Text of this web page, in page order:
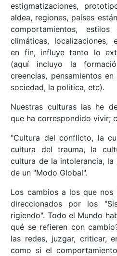
estigmatizaciones,
aldea, regiones, países
comportamientos,
climáticas, localizaciones,
en fin, influye tanto lo
(aquí incluyo la
creencias, pensamientos
sociedad, la politica, etc).
Nuestras culturas las he
que ha correspondido vivir;
"Cultura del conflicto, la
cultura del trauma, la
cultura de la intolerancia,
de un "Modo Global".
Los cambios a los que nos
direccionados por los
rigiendo". Todo el Mundo
qué se refieren con
las redes, juzgar, criticar,
como si el